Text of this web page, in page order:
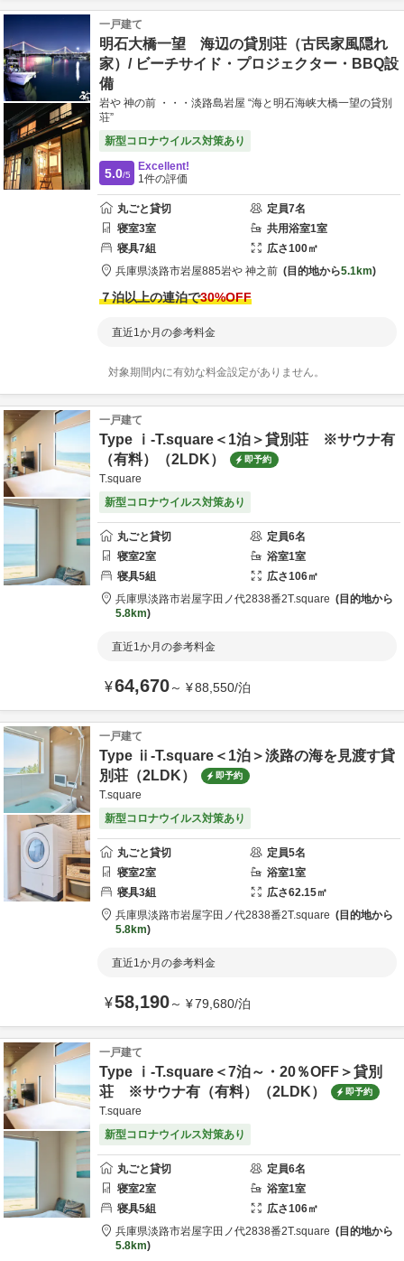
一戸建て
明石大橋一望 海辺の貸別荘（古民家風隠れ
家）/ ビーチサイド・プロジェクター・BBQ設
備
岩や 神の前 ・・・淡路島岩屋 “海と明石海峡大橋一望の貸別
荘”
新型コロナウイルス対策あり
5.0/5
Excellent!
1件の評価
丸ごと貸切 定員7名
寝室3室 共用浴室1室
寝具7組 広さ100㎡
兵庫県淡路市岩屋885岩や 神之前 目的地から5.1km
７泊以上の連泊で30%OFF
直近1か月の参考料金
対象期間内に有効な料金設定がありません。
一戸建て
Type ⅰ-T.square＜1泊＞貸別荘 ※サウナ有
（有料）（2LDK）
即予約
T.square
新型コロナウイルス対策あり
丸ごと貸切 定員6名
寝室2室 浴室1室
寝具5組 広さ106㎡
兵庫県淡路市岩屋字田ノ代2838番2T.square
目的地から
5.8km
直近1か月の参考料金
¥64,670～ ¥88,550/泊
一戸建て
Type ⅱ-T.square＜1泊＞淡路の海を見渡す貸
別荘（2LDK）
即予約
T.square
新型コロナウイルス対策あり
丸ごと貸切 定員5名
寝室2室 浴室1室
寝具3組 広さ62.15㎡
兵庫県淡路市岩屋字田ノ代2838番2T.square
目的地から
5.8km
直近1か月の参考料金
¥58,190～ ¥79,680/泊
一戸建て
Type ⅰ-T.square＜7泊～・20％OFF＞貸別
荘 ※サウナ有（有料）（2LDK）
即予約
T.square
新型コロナウイルス対策あり
丸ごと貸切 定員6名
寝室2室 浴室1室
寝具5組 広さ106㎡
兵庫県淡路市岩屋字田ノ代2838番2T.square
目的地から
5.8km